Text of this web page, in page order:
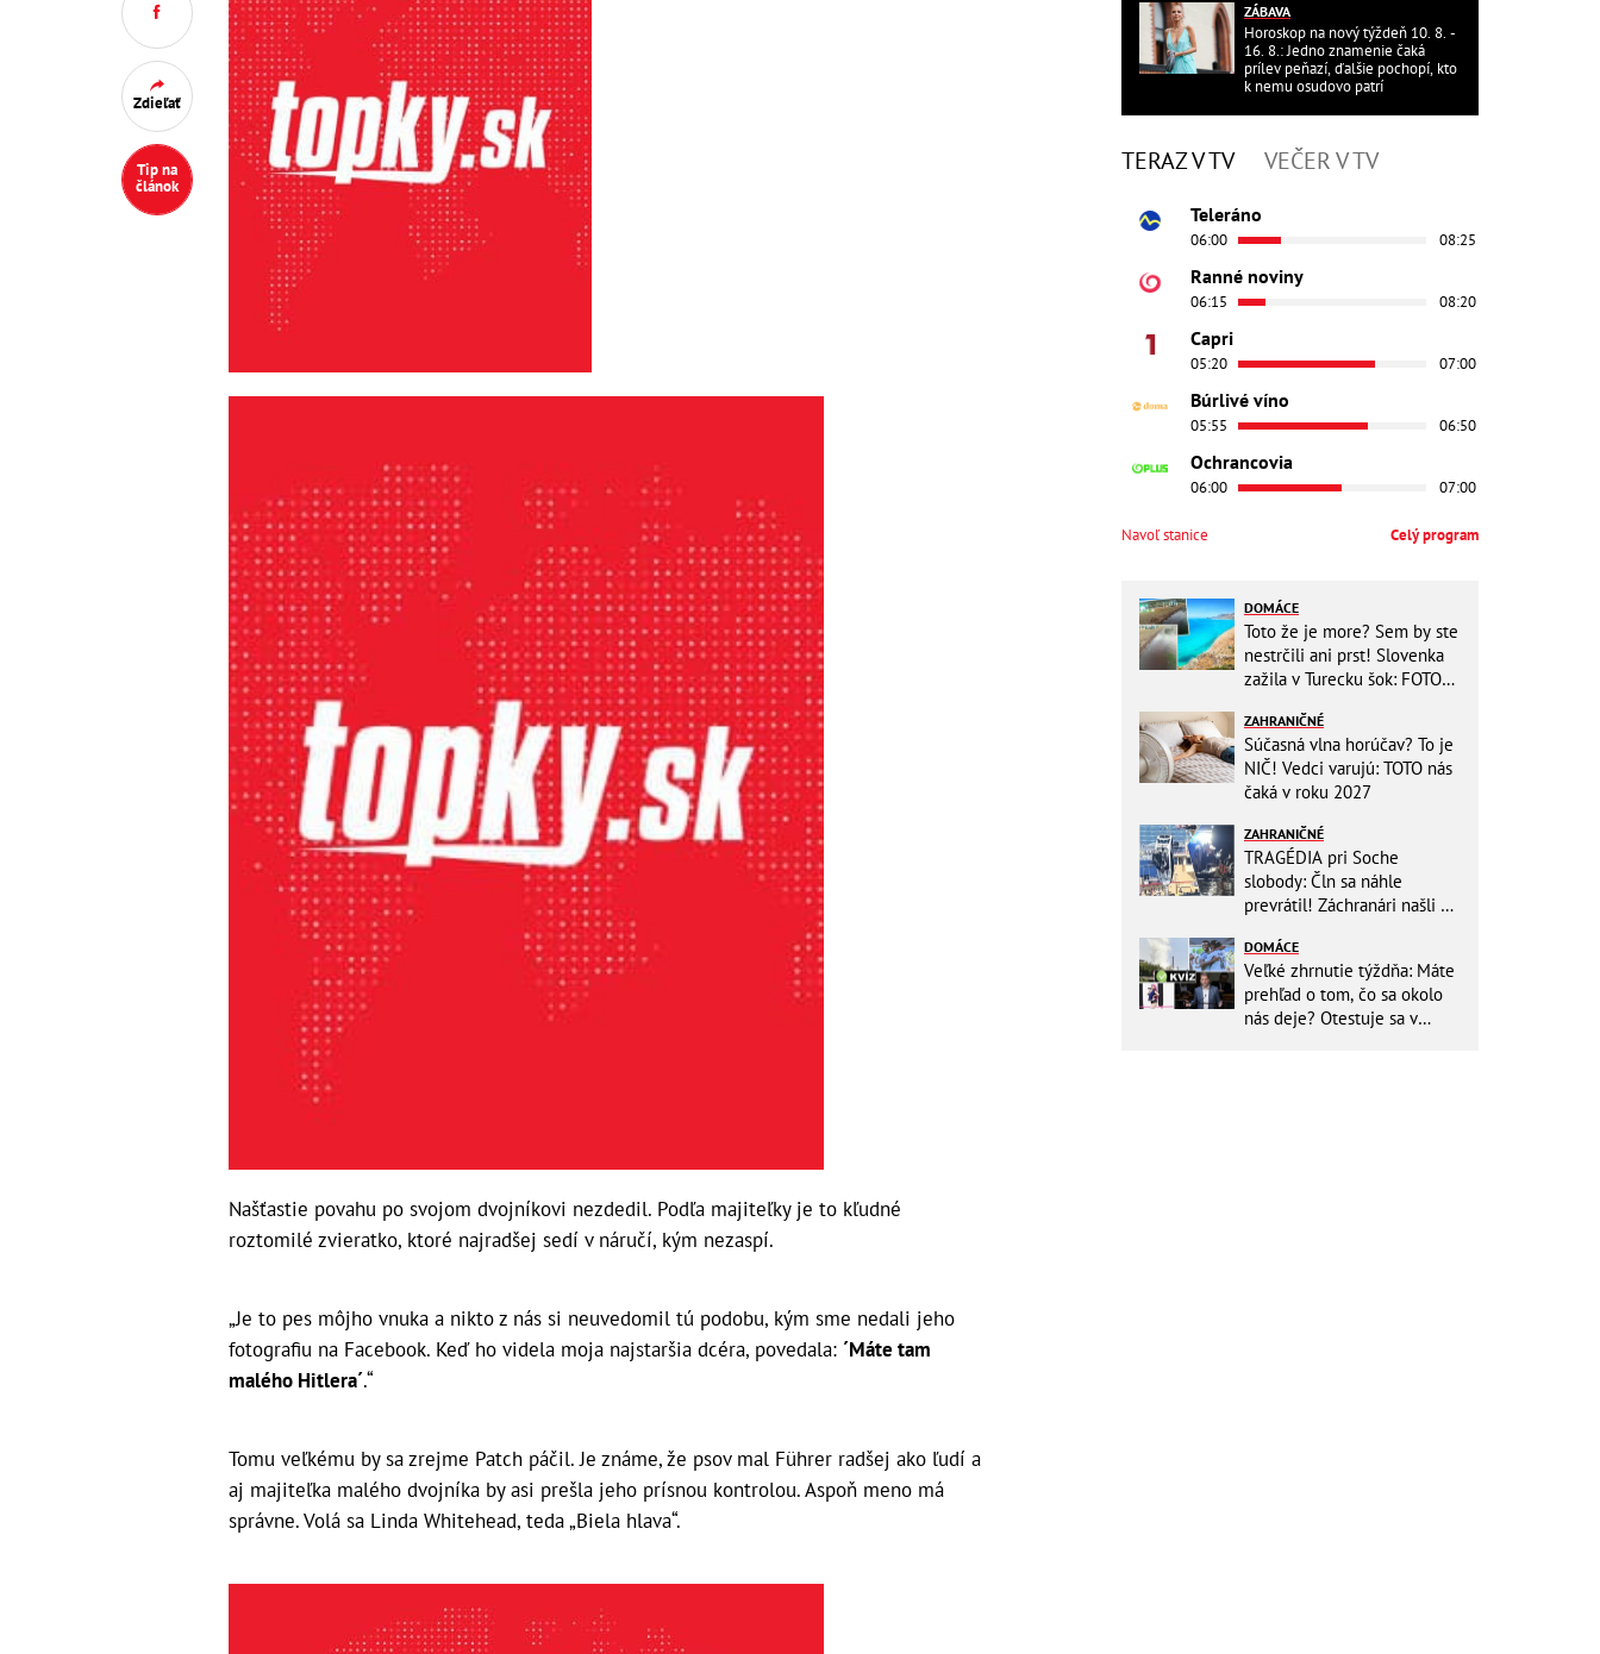
Zdieľať
Tip na
článok
Našťastie povahu po svojom dvojníkovi nezdedil. Podľa majiteľky je to kľudné
roztomilé zvieratko, ktoré najradšej sedí v náručí, kým nezaspí.
„Je to pes môjho vnuka a nikto z nás si neuvedomil tú podobu, kým sme nedali jeho
fotografiu na Facebook. Keď ho videla moja najstaršia dcéra, povedala: ´Máte tam
malého Hitlera´.“
Tomu veľkému by sa zrejme Patch páčil. Je známe, že psov mal Führer radšej ako ľudí a
aj majiteľka malého dvojníka by asi prešla jeho prísnou kontrolou. Aspoň meno má
správne. Volá sa Linda Whitehead, teda „Biela hlava“.
ZÁBAVA
Horoskop na nový týždeň 10. 8. -
16. 8.: Jedno znamenie čaká
prílev peňazí, ďalšie pochopí, kto
k nemu osudovo patrí
TERAZ V TV VEČER V TV
Teleráno
06:00 08:25
Ranné noviny
06:15 08:20
Capri
05:20 07:00
Búrlivé víno
05:55 06:50
Ochrancovia
06:00 07:00
Navoľ stanice Celý program
DOMÁCE
Toto že je more? Sem by ste
nestrčili ani prst! Slovenka
zažila v Turecku šok: FOTO
ZAHRANIČNÉ
Súčasná vlna horúčav? To je
NIČ! Vedci varujú: TOTO nás
čaká v roku 2027
ZAHRANIČNÉ
TRAGÉDIA pri Soche
slobody: Čln sa náhle
prevrátil! Záchranári našli vo
BÁBÄTKA
DOMÁCE
Veľké zhrnutie týždňa: Máte
prehľad o tom, čo sa okolo
nás deje? Otestuje sa v